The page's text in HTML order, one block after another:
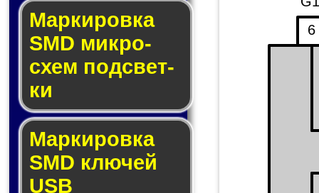
Маркировка
SMD мик­ро­
схем под­свет­
ки
Маркировка
SMD клю­чей
USB
6